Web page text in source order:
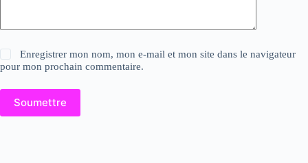
Enregistrer mon nom, mon e-mail et mon site dans le navigateur
pour mon prochain commentaire.
Soumettre